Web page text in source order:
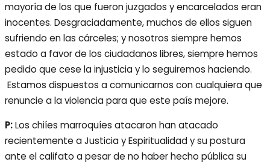
mayoría de los que fueron juzgados y encarcelados eran
inocentes. Desgraciadamente, muchos de ellos siguen
sufriendo en las cárceles; y nosotros siempre hemos
estado a favor de los ciudadanos libres, siempre hemos
pedido que cese la injusticia y lo seguiremos haciendo.
Estamos dispuestos a comunicarnos con cualquiera que
renuncie a la violencia para que este país mejore.
P:Los chiíes marroquíes atacaron han atacado
recientemente a Justicia y Espiritualidad y su postura
ante el califato a pesar de no haber hecho pública su